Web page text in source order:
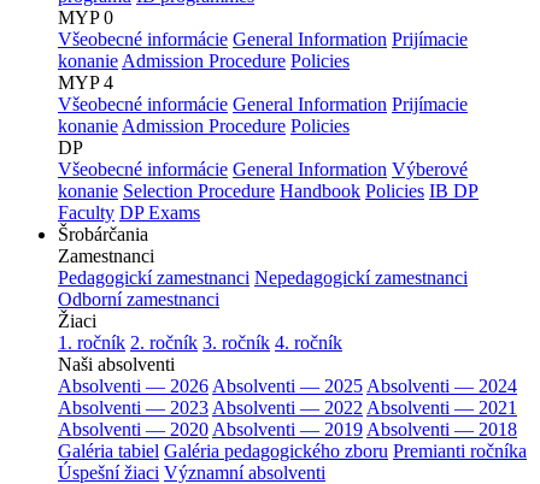
MYP 0
Všeobecné informácie General Information Prijímacie
konanie Admission Procedure Policies
MYP 4
Všeobecné informácie General Information Prijímacie
konanie Admission Procedure Policies
DP
Všeobecné informácie General Information Výberové
konanie Selection Procedure Handbook Policies IB DP
Faculty DP Exams
Šrobárčania
Zamestnanci
Pedagogickí zamestnanci Nepedagogickí zamestnanci
Odborní zamestnanci
Žiaci
1. ročník 2. ročník 3. ročník 4. ročník
Naši absolventi
Absolventi — 2026 Absolventi — 2025 Absolventi — 2024
Absolventi — 2023 Absolventi — 2022 Absolventi — 2021
Absolventi — 2020 Absolventi — 2019 Absolventi — 2018
Galéria tabiel Galéria pedagogického zboru Premianti ročníka
Úspešní žiaci Významní absolventi